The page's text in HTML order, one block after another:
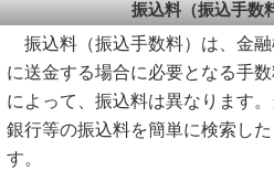
振込料（振込手数
振込料（振込手数料）は、金
に送金する場合に必要となる手
によって、振込料は異なります
銀行等の振込料を簡単に検索し
す。